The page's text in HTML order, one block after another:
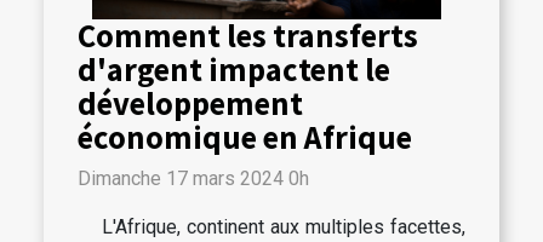
Comment les transferts
d'argent impactent le
développement
économique en Afrique
Dimanche 17 mars 2024 0h
L'Afrique, continent aux multiples facettes,